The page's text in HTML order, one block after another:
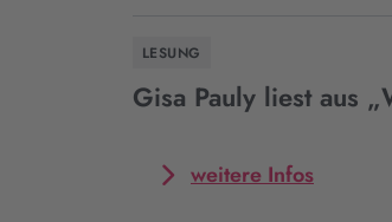
Krimi-
Festivals
Hellweg
liest
LESUNG
Gisa Pauly liest aus
weitere InfosMehr